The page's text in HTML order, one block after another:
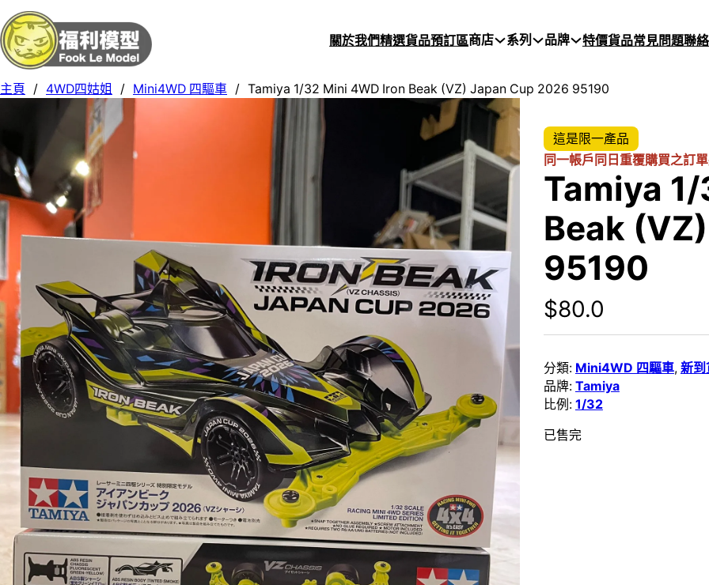
關於我們精選貨品預訂區商店 系列 品牌 特價貨品常見問題聯
主頁 / 4WD四姑姐 / Mini4WD 四驅車 / Tamiya 1/32 Mini 4WD Iron Beak (VZ) Japan Cup 2026 95190
這是限一產品
同一帳戶同日重覆購買之訂
Tamiya
Beak
95190
$80.0
分類: Mini4WD 四驅車, 新到
品牌: Tamiya
比例: 1/32
已售完